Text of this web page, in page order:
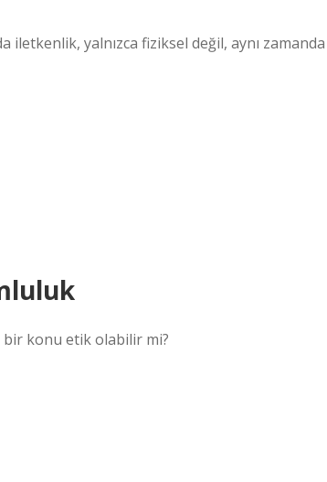
yalnızca fiziksel değil, aynı zamanda
bir konu etik olabilir mi?